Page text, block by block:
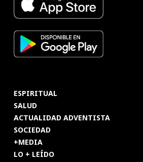
ESPIRITUAL
SALUD
ACTUALIDAD ADVENTISTA
SOCIEDAD
+MEDIA
LO + LEÍDO